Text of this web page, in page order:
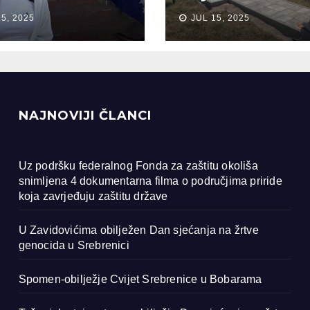
na žrtve
u
2025
Bobarama
JUL 15, 2025
NAJNOVIJI ČLANCI
Uz podršku federalnog Fonda za zaštitu okoliša
snimljena 4 dokumentarna filma o područjima priride
koja zavrjeđuju zaštitu države
U Zavidovićima obilježen Dan sjećanja na žrtve
genocida u Srebrenici
Spomen-obilježje Cvijet Srebrenice u Bobarama